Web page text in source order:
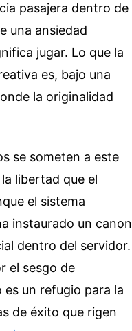
pasajera dentro de
una ansiedad
jugar. Lo que la
es, bajo una
la originalidad
se someten a este
libertad que el
el sistema
instaurado un canon
dentro del servidor.
el sesgo de
un refugio para la
de éxito que rigen